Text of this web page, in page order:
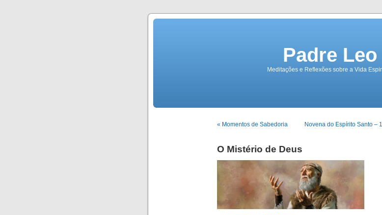
Padre Leo
Meditações e Reflexões sobre a Vida
« Momentos de Sabedoria Novena do Espírito Santo –
O Mistério de Deus